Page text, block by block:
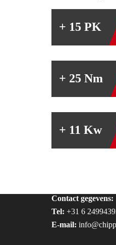
+ 15 PK
+ 25 Nm
+ 11 Kw
Contact gegevens:
Tel: +31 6
E-mail: